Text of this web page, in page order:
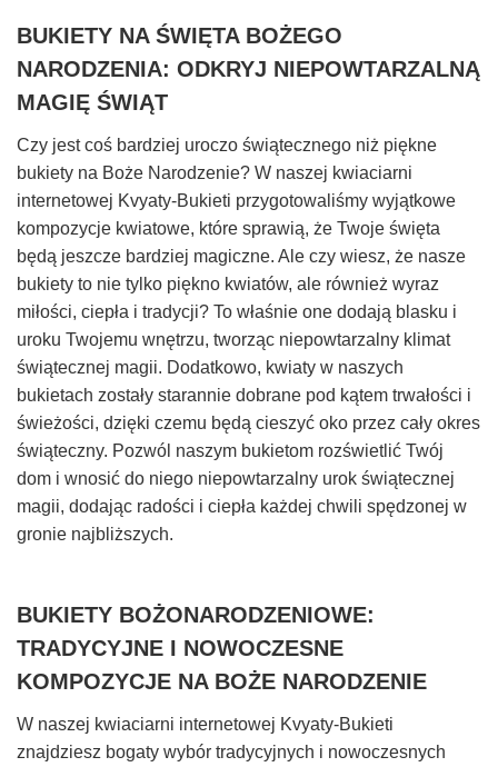
BUKIETY NA ŚWIĘTA BOŻEGO
NARODZENIA: ODKRYJ NIEPOWTARZALNĄ
MAGIĘ ŚWIĄT
Czy jest coś bardziej uroczo świątecznego niż piękne
bukiety na Boże Narodzenie? W naszej kwiaciarni
internetowej Kvyaty-Bukieti przygotowaliśmy wyjątkowe
kompozycje kwiatowe, które sprawią, że Twoje święta
będą jeszcze bardziej magiczne. Ale czy wiesz, że nasze
bukiety to nie tylko piękno kwiatów, ale również wyraz
miłości, ciepła i tradycji? To właśnie one dodają blasku i
uroku Twojemu wnętrzu, tworząc niepowtarzalny klimat
świątecznej magii. Dodatkowo, kwiaty w naszych
bukietach zostały starannie dobrane pod kątem trwałości i
świeżości, dzięki czemu będą cieszyć oko przez cały okres
świąteczny. Pozwól naszym bukietom rozświetlić Twój
dom i wnosić do niego niepowtarzalny urok świątecznej
magii, dodając radości i ciepła każdej chwili spędzonej w
gronie najbliższych.
BUKIETY BOŻONARODZENIOWE:
TRADYCYJNE I NOWOCZESNE
KOMPOZYCJE NA BOŻE NARODZENIE
W naszej kwiaciarni internetowej Kvyaty-Bukieti
znajdziesz bogaty wybór tradycyjnych i nowoczesnych